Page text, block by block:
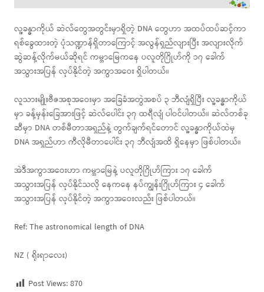
လူ့ခန္ဓာကိုယ် ဆဲလ်တွေအတွင်းမှာရှိတဲ့ DNA တွေဟာ အထပ်ထပ်ဆင့်ကာ
ရစ်ခွေထားတဲ့ ပုံသဏ္ဍာန်ရှိတာကြောင့် အလွန်ရှည်လျားပြီး အလျားလိုက်
ဆွဲဆန့်လိုက်မယ်ဆိုရင် ကမ္ဘာမြေကနေ ပလူတိုဂြိုဟ်ကို ၁၇ ခေါက်
အသွားအပြန် လုပ်နိုင်တဲ့ အကွာအဝေး ရှိပါတယ်။
လူသားမျိုးဗီဇအစုအဝေးမှာ အခြေခံအတွဲအစပ် ၃ ဘီလျံရှိပြီး လူ့ခန္ဓာကိုယ်
မှာ ခန့်မှန်းခြေအားဖြင့် ဆဲလ်ပေါင်း ၃၇ ထရီလျံ ပါဝင်ပါတယ်။ ဆဲလ်တစ်ခု
ဆီမှာ DNA တစ်မီတာအရှည်နဲ့ တွက်ချက်ရင်တောင် လူ့ခန္ဓာကိုယ်ထဲမှ
DNA အရှည်ဟာ ကီလိုမီတာပေါင်း ၃၇ ဘီလျံအထိ ရှိနေမှာ ဖြစ်ပါတယ်။
အဲဒီအကွာအဝေးဟာ ကမ္ဘာမြေနဲ့ ပလူတိုဂြိုဟ်ကြား ၁၇ ခေါက်
အသွားအပြန် လုပ်နိုင်သလို နေကနေ နပ်ကျွန်းဂြိုဟ်ကြား ၄ ခေါက်
အသွားအပြန် လုပ်နိုင်တဲ့ အကွာအဝေးလည်း ဖြစ်ပါတယ်။
Ref: The astronomical length of DNA
NZ ( ရိုးရာလေး)
Post Views:870